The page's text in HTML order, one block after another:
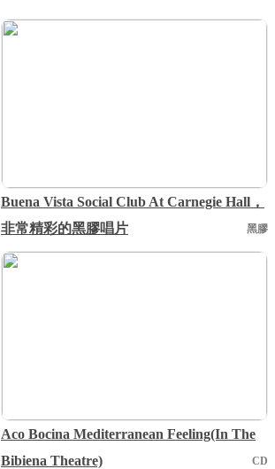
Buena Vista Social Club At Carnegie Hall，
非常精彩的黑膠唱片
黑膠
Aco Bocina Mediterranean Feeling(In The
Bibiena Theatre)
CD